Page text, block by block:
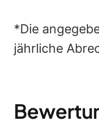
*Die
jährliche